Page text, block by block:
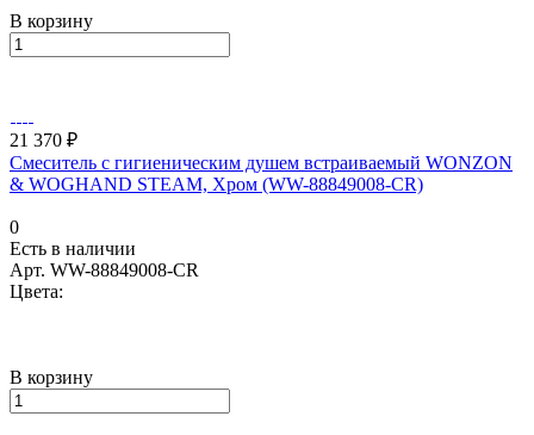
В корзину
21 370 ₽
Смеситель с гигиеническим душем встраиваемый WONZON
& WOGHAND STEAM, Хром (WW-88849008-CR)
0
Есть в наличии
Арт. WW-88849008-CR
Цвета:
В корзину